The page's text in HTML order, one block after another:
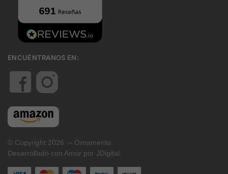
ENCUÉNTRANOS EN:
© Copyright 2026 – Ornamento
Desarrollado con Amor por JDigital